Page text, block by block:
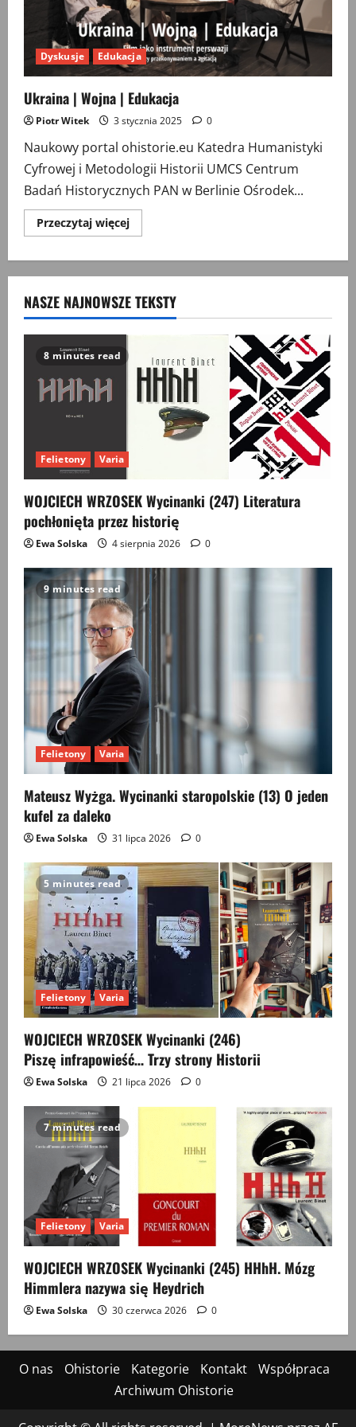
Dyskusje Edukacja
Ukraina | Wojna | Edukacja
Piotr Witek 3 stycznia 2025 0
Naukowy portal ohistorie.eu Katedra Humanistyki
Cyfrowej i Metodologii Historii UMCS Centrum
Badań Historycznych PAN w Berlinie Ośrodek...
Przeczytaj więcejPrzeczytaj
więcej
Wojna
Edukacja
NASZE NAJNOWSZE TEKSTY
8 minutes read
Felietony Varia
WOJCIECH WRZOSEK Wycinanki (247) Literatura
pochłonięta przez historię
Ewa Solska 4 sierpnia 2026 0
9 minutes read
Felietony Varia
Mateusz Wyżga. Wycinanki staropolskie (13) O jeden
kufel za daleko
Ewa Solska 31 lipca 2026 0
5 minutes read
Felietony Varia
WOJCIECH WRZOSEK Wycinanki (246)
Piszę infrapowieść… Trzy strony Historii
Ewa Solska 21 lipca 2026 0
7 minutes read
Felietony Varia
WOJCIECH WRZOSEK Wycinanki (245) HHhH. Mózg
Himmlera nazywa się Heydrich
Ewa Solska 30 czerwca 2026 0
O nas Ohistorie Kategorie Kontakt
Współpraca
Archiwum Ohistorie